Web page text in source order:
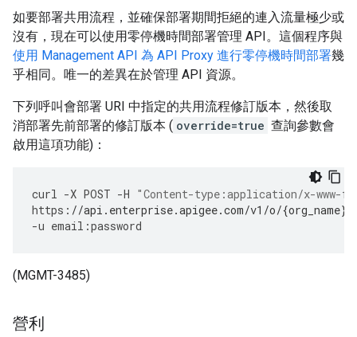
如要部署共用流程，並確保部署期間拒絕的連入流量極少或
沒有，現在可以使用零停機時間部署管理 API。這個程序與
使用 Management API 為 API Proxy 進行零停機時間部署幾
乎相同。唯一的差異在於管理 API 資源。
下列呼叫會部署 URI 中指定的共用流程修訂版本，然後取
消部署先前部署的修訂版本 ( override=true 查詢參數會
啟用這項功能)：
curl -X POST -H "Content-type:application/x-www-
https : //api.enterprise.apigee.com/v1/o/{org_name}/
-u email :password
(MGMT-3485)
營利